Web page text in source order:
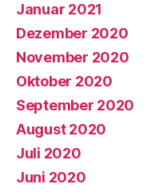
Januar 2021
Dezember 2020
November 2020
Oktober 2020
September 2020
August 2020
Juli 2020
Juni 2020